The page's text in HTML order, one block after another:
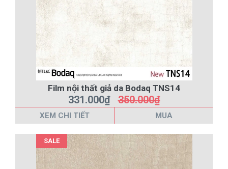
Film nội thất giả da Bodaq TNS14
331.000₫350.000₫
XEM CHI TIẾT MUA
SALE